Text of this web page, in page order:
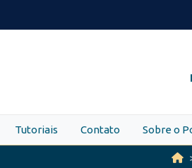
Tutoriais Contato Sobre o